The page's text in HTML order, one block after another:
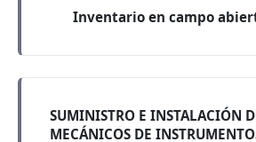
Inventario en campo
SUMINISTRO E INSTALACIÓN
MECÁNICOS DE